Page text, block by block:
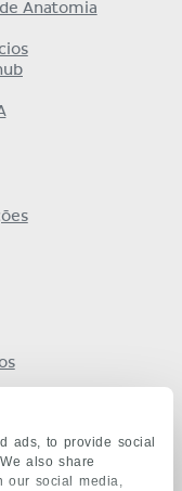
ads, to provide social
also share
social media,
Anatomia